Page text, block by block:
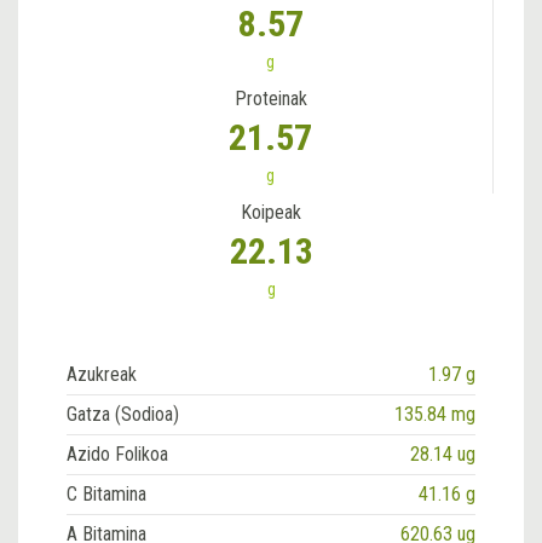
8.57
g
Proteinak
21.57
g
Koipeak
22.13
g
Azukreak
1.97 g
Gatza (Sodioa)
135.84 mg
Azido Folikoa
28.14 ug
C Bitamina
41.16 g
A Bitamina
620.63 ug